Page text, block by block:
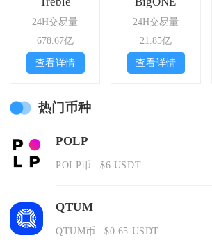
24H交易量
678.67亿
查看详情
24H交易量
21.85亿
查看详情
热门币种
POLP
POLP币 $6 USDT
QTUM
QTUM币 $0.65 USDT